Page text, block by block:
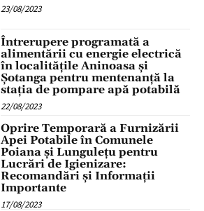
23/08/2023
Întrerupere programată a
alimentării cu energie electrică
în localitățile Aninoasa și
Șotanga pentru mentenanță la
stația de pompare apă potabilă
22/08/2023
Oprire Temporară a Furnizării
Apei Potabile în Comunele
Poiana și Lungulețu pentru
Lucrări de Igienizare:
Recomandări și Informații
Importante
17/08/2023